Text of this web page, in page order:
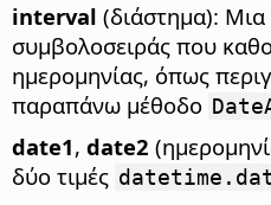
interval (διάστημα):
συμβολοσειράς που
ημερομηνίας, όπως
παραπάνω μέθοδο
date1, date2
δύο τιμές